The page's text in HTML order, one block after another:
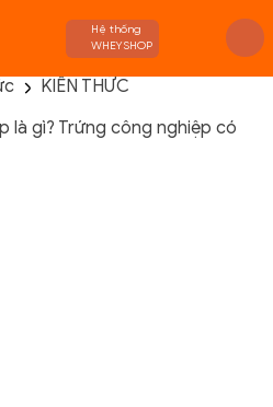
Hệ thống
WHEYSHOP
KIẾN THỨC
là gì? Trứng công nghiệp có